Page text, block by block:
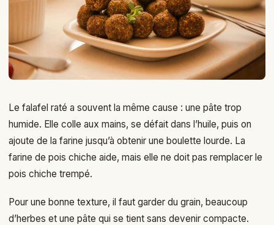
Le falafel raté a souvent la même cause : une pâte trop
humide. Elle colle aux mains, se défait dans l’huile, puis on
ajoute de la farine jusqu’à obtenir une boulette lourde. La
farine de pois chiche aide, mais elle ne doit pas remplacer le
pois chiche trempé.
Pour une bonne texture, il faut garder du grain, beaucoup
d’herbes et une pâte qui se tient sans devenir compacte.